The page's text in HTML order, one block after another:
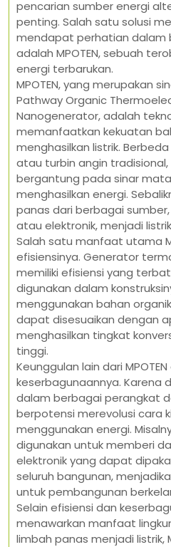
pencarian sumber energi
penting. Salah satu solusi
mendapat perhatian dalam
adalah MPOTEN, sebuah
energi terbarukan.
MPOTEN, yang merupakan
Pathway Organic
Nanogenerator, adalah
memanfaatkan kekuatan
menghasilkan listrik.
atau turbin angin tradisional,
bergantung pada sinar
menghasilkan energi.
panas dari berbagai
atau elektronik, menjadi
Salah satu manfaat utama
efisiensinya. Generator
memiliki efisiensi yang
digunakan dalam
menggunakan bahan
dapat disesuaikan dengan
menghasilkan tingkat
tinggi.
Keunggulan lain dari
keserbagunaannya. Karena
dalam berbagai perangkat
berpotensi merevolusi cara
menggunakan energi.
digunakan untuk memberi
elektronik yang dapat
seluruh bangunan,
untuk pembangunan
Selain efisiensi dan
menawarkan manfaat
limbah panas menjadi listrik,